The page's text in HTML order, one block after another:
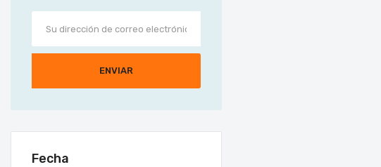
ENVIAR
Fecha